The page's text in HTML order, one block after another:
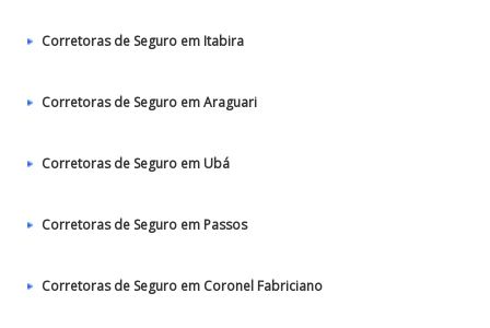
Corretoras de Seguro em Itabira
Corretoras de Seguro em Araguari
Corretoras de Seguro em Ubá
Corretoras de Seguro em Passos
Corretoras de Seguro em Coronel Fabriciano